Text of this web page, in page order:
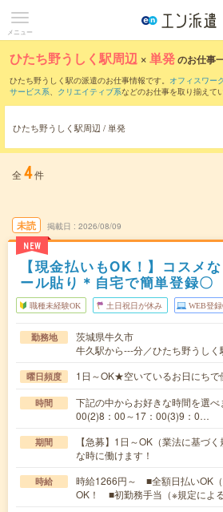
メニュー
ひたち野うしく駅周辺 ×単発のお仕事
ひたち野うしく駅の派遣のお仕事情報です。 オフィスワー
サービス系、 クリエイティブ系などのお仕事を取り揃えて
ひたち野うしく駅周辺 / 単発
全 4件
未読
NEW
掲載日 2026/08/09
【現金払いもOK！】コスメ
ール貼り＊自宅で簡単登録〇
職種未経験OK 土日祝日が休み WEB登
勤務地
茨城県牛久市
牛久駅から---分／ひたち野うしく
曜日頻度 1日～OK★空いているお日にちで
時間
下記の中からお好きな時間を選べ
00(2)8：00～17：00(3)9：0…
期間
【急募】1日～OK（業法に基づ
な時に働けます！
時給
時給1266円～ ■全額日払いOK
OK！ ■初勤務手当（※規定による